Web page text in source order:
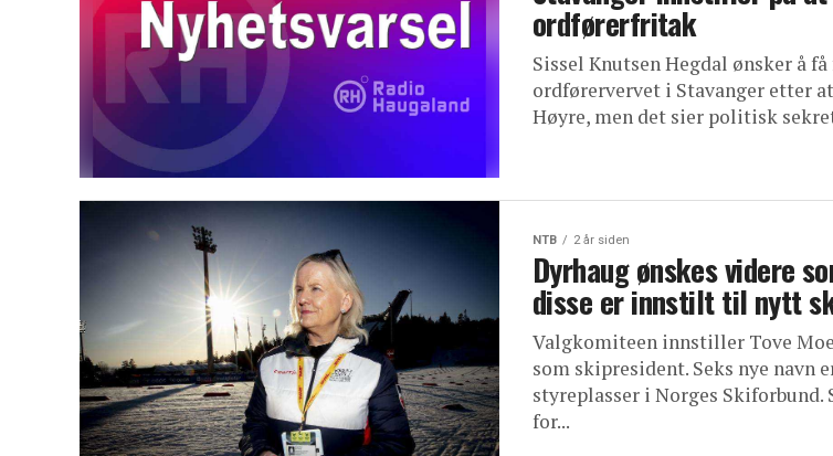
ordførerfritak
Sissel Knutsen Hegdal ønsker å
ordførervervet i Stavanger etter
Høyre, men det sier politisk
NTB 2 år siden
Dyrhaug ønskes videre
disse er innstilt til nytt
Valgkomiteen innstiller Tove
som skipresident. Seks nye navn
styreplasser i Norges Skiforbund.
for...